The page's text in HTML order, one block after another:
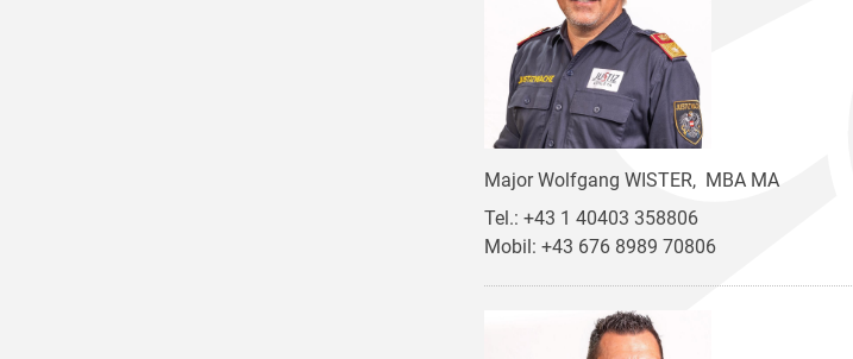
Major Wolfgang WISTER, MBA MA
Tel.: +43 1 40403 358806
Mobil: +43 676 8989 70806